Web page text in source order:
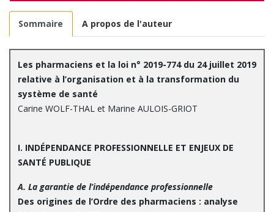
Sommaire A propos de l'auteur
Les pharmaciens et la loi n° 2019-774 du 24 juillet 2019
relative à l’organisation et à la transformation du
système de santé
Carine WOLF-THAL et Marine AULOIS-GRIOT
I. INDÉPENDANCE PROFESSIONNELLE ET ENJEUX DE
SANTÉ PUBLIQUE
A. La garantie de l’indépendance professionnelle
Des origines de l’Ordre des pharmaciens : analyse